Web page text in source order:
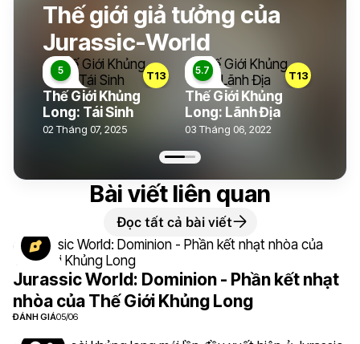
Thế giới giả tưởng của
Jurassic-World
T13
Thế Giới Khủng
Long: Tái Sinh
02 Tháng 07, 2025
T13
Thế Giới Khủng
Long: Lãnh Địa
03 Tháng 06, 2022
Bài viết liên quan
Đọc tất cả bài viết
Jurassic World: Dominion - Phần kết nhạt
nhòa của Thế Giới Khủng Long
ĐÁNH GIÁ05/06